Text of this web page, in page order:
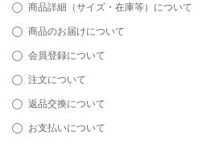
商品詳細（サイズ・在庫等）について
商品のお届けについて
会員登録について
注文について
返品交換について
お支払いについて